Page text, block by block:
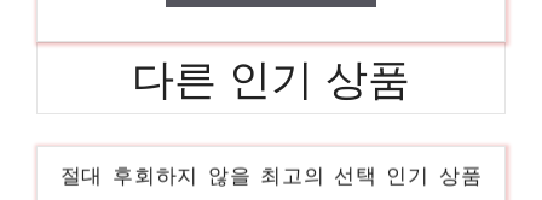
다른 인기 상품
돼지감자장아찌